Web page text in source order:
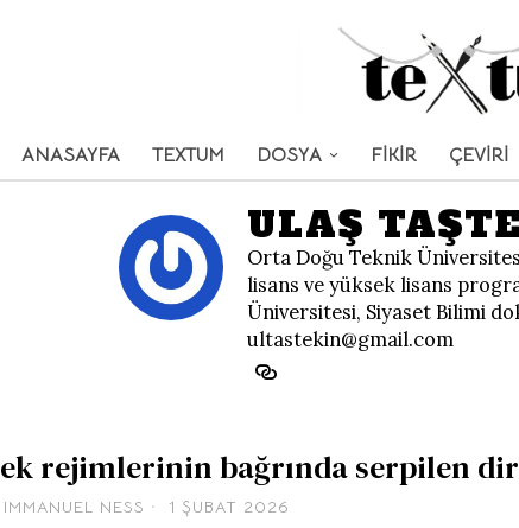
ANASAYFA TEXTUM DOSYA FİKİR ÇEVİRİ
ULAŞ
Orta Doğu Teknik
lisans ve yüksek lisans
Üniversitesi, Siyaset Bilimi
ultastekin@gmail.com
rejimlerinin bağrında serpilen
IMMANUEL NESS 1 ŞUBAT 2026